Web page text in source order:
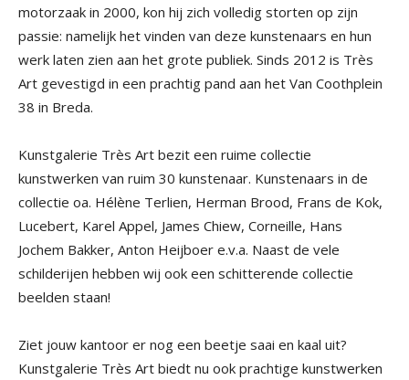
motorzaak in 2000, kon hij zich volledig storten op zijn
passie: namelijk het vinden van deze kunstenaars en hun
werk laten zien aan het grote publiek. Sinds 2012 is Très
Art gevestigd in een prachtig pand aan het Van Coothplein
38 in Breda.
Kunstgalerie Très Art bezit een ruime collectie
kunstwerken van ruim 30 kunstenaar. Kunstenaars in de
collectie oa. Hélène Terlien, Herman Brood, Frans de Kok,
Lucebert, Karel Appel, James Chiew, Corneille, Hans
Jochem Bakker, Anton Heijboer e.v.a. Naast de vele
schilderijen hebben wij ook een schitterende collectie
beelden staan!
Ziet jouw kantoor er nog een beetje saai en kaal uit?
Kunstgalerie Très Art biedt nu ook prachtige kunstwerken